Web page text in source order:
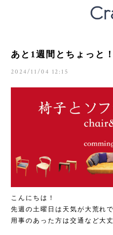
あと1週間とちょっと
2024/11/04 12:15
こんにちは！
先週の土曜日は天気が大荒れ
用事のあった方は交通など大